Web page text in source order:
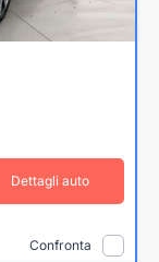
Dettagli auto
Confronta